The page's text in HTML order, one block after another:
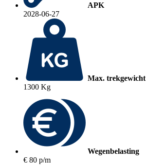
APK
2028-06-27
Max. trekgewicht
1300 Kg
Wegenbelasting
€ 80 p/m